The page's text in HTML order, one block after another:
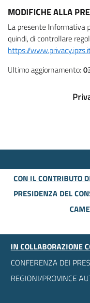
MODIFICHE ALLA
La presente Informativa
quindi, di controllare
https://
Ultimo aggiornamento:
CON IL CONTRIBUTO
PRESIDENZA DEL
IN COLLABORAZIONE
CONFERENZA DEI
REGIONI/PROVINCE